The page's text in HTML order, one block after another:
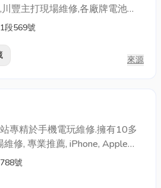
豐主打現場維修,各廠牌電池快
看,無需等待返廠3-7日工作天
修,iphone維修,平板維修,手機換
機買賣,手機配件,3C配件
段569號
來源
專精於手機電玩維修.擁有10多
修, 專業推薦, iPhone, Apple
螢幕, 主機板, 泡水, 無法充電 ,維
,手機包膜玻璃貼, 配件周邊產
號